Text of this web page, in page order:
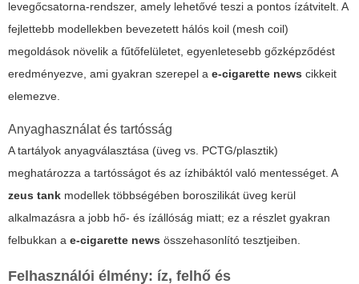
levegőcsatorna-rendszer, amely lehetővé teszi a pontos ízátvitelt. A
fejlettebb modellekben bevezetett hálós koil (mesh coil)
megoldások növelik a fűtőfelületet, egyenletesebb gőzképződést
eredményezve, ami gyakran szerepel a e-cigarette news cikkeit
elemezve.
Anyaghasználat és tartósság
A tartályok anyagválasztása (üveg vs. PCTG/plasztik)
meghatározza a tartósságot és az ízhibáktól való mentességet. A
zeus tank modellek többségében boroszilikát üveg kerül
alkalmazásra a jobb hő- és ízállóság miatt; ez a részlet gyakran
felbukkan a e-cigarette news összehasonlító tesztjeiben.
Felhasználói élmény: íz, felhő és